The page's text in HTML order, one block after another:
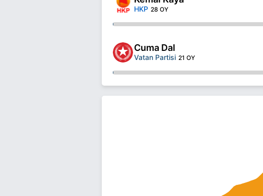
HKP 28 OY
Cuma Dal
Vatan Partisi 21 OY